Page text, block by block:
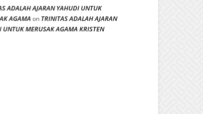
ADALAH AJARAN YAHUDI UNTUK
AGAMA on TRINITAS ADALAH AJARAN
UNTUK MERUSAK AGAMA KRISTEN